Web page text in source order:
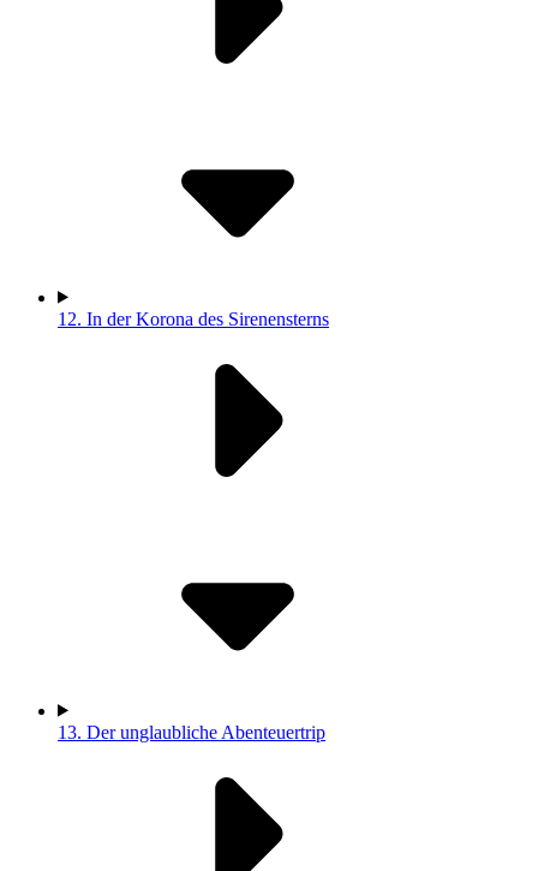
12. In der Korona des Sirenensterns
13. Der unglaubliche Abenteuertrip